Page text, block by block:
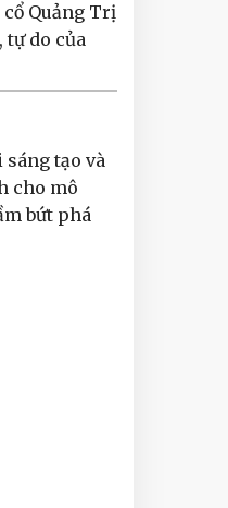
cổ Quảng Trị
tự do của
sáng tạo và
cho mô
bứt phá